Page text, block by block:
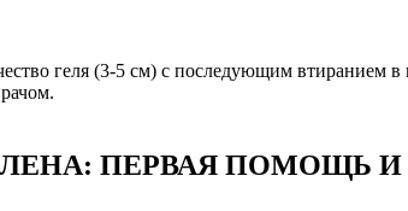
геля (3-5 см) c последующим
ПЕРВАЯ ПОМОЩЬ